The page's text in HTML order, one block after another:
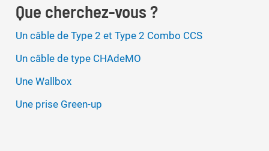
Que cherchez-vous ?
Un câble de Type 2 et Type 2 Combo CCS
Un câble de type CHAdeMO
Une Wallbox
Une prise Green-up